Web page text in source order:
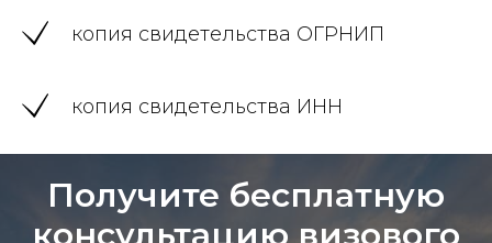
копия свидетельства ОГРНИП
копия свидетельства ИНН
Получите бесплатную
консультацию визового